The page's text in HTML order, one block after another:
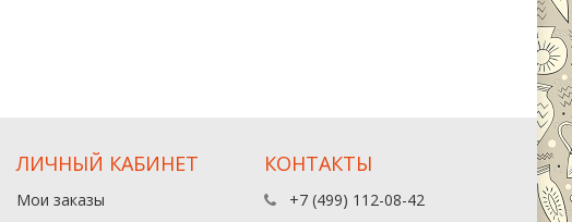
ЛИЧНЫЙ КАБИНЕТ
Мои заказы
КОНТАКТЫ
+7 (499) 112-08-42